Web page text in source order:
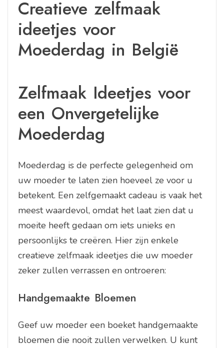
Creatieve zelfmaak
ideetjes voor
Moederdag in België
Zelfmaak Ideetjes voor
een Onvergetelijke
Moederdag
Moederdag is de perfecte gelegenheid om
uw moeder te laten zien hoeveel ze voor u
betekent. Een zelfgemaakt cadeau is vaak het
meest waardevol, omdat het laat zien dat u
moeite heeft gedaan om iets unieks en
persoonlijks te creëren. Hier zijn enkele
creatieve zelfmaak ideetjes die uw moeder
zeker zullen verrassen en ontroeren:
Handgemaakte Bloemen
Geef uw moeder een boeket handgemaakte
bloemen die nooit zullen verwelken. U kunt